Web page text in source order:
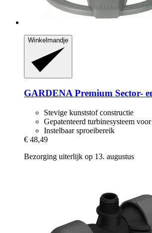
Winkelmandje
GARDENA Premium Sector-​
Stevige kunststof constructie
Gepatenteerd turbinesysteem
Instelbaar sproeibereik
€ 48,49
Bezorging uiterlijk op 13. augustus